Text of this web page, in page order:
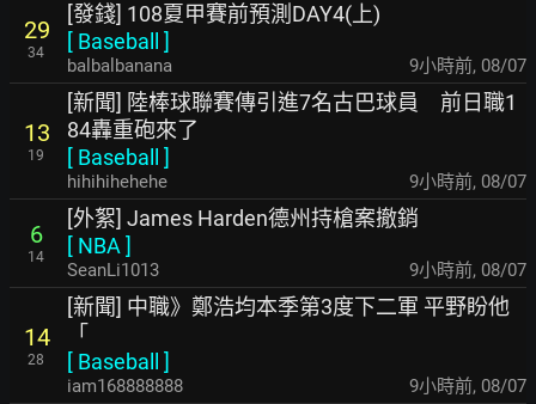
29
34
[發錢] 108夏甲賽前預測DAY4(上)
[ Baseball ]
balbalbanana 9小時前, 08/07
13
19
[新聞] 陸棒球聯賽傳引進7名古巴球員 前日職1
84轟重砲來了
[ Baseball ]
hihihihehehe 9小時前, 08/07
6
14
[外絮] James Harden德州持槍案撤銷
[ NBA ]
SeanLi1013 9小時前, 08/07
14
28
[新聞] 中職》鄭浩均本季第3度下二軍 平野盼他
「
[ Baseball ]
iam168888888 9小時前, 08/07